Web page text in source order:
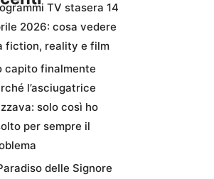
TV stasera 14
2026: cosa vedere
fiction, reality e film
capito finalmente
l’asciugatrice
solo così ho
per sempre il
delle Signore